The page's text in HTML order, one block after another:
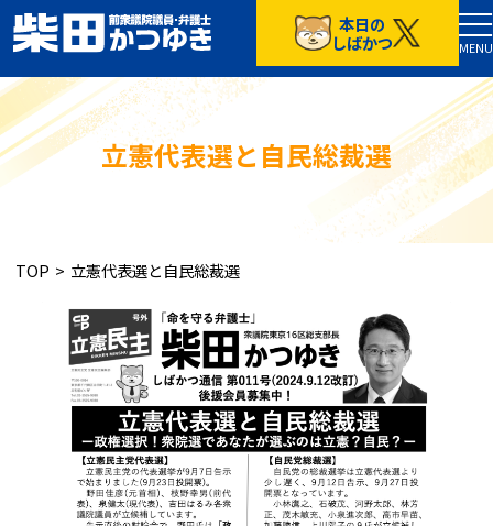
本日の
しばかつ
MENU
TOP
５つの政策
プロフィール
お知らせ
しばかつ通信
特別号
応援する
しばかつ目安箱
プライバシーポリシー
中道改革連合東京都第16区総支部
自治体議員選挙「候補者公募」要綱
立憲代表選と自民総裁選
TOP > 立憲代表選と自民総裁選